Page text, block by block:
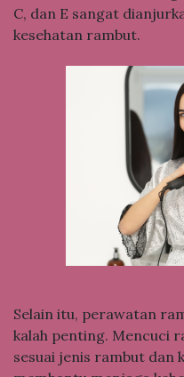
C, dan E sangat
kesehatan rambut.
Selain itu, perawatan
kalah penting. Mencuci
sesuai jenis rambut dan